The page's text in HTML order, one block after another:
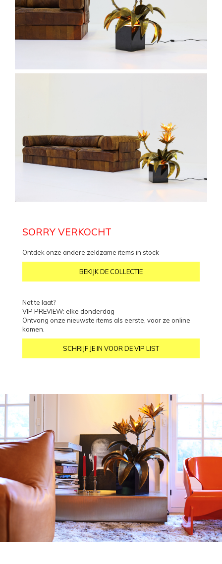
SORRY VERKOCHT
Ontdek onze andere zeldzame items in stock
BEKIJK DE COLLECTIE
Net te laat?
VIP PREVIEW: elke donderdag
Ontvang onze nieuwste items als eerste, voor ze online
komen.
SCHRIJF JE IN VOOR DE VIP LIST